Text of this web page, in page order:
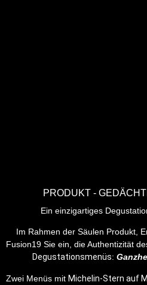
PRODUKT -
Ein einzigartiges
Im Rahmen der Säulen Produkt,
Fusion19 Sie ein, die Authentizität
Degustationsmenüs:
Zwei Menüs mit Michelin-Stern auf